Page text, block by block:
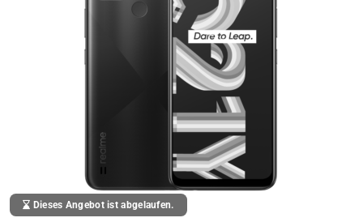
Dieses Angebot ist abgelaufen.